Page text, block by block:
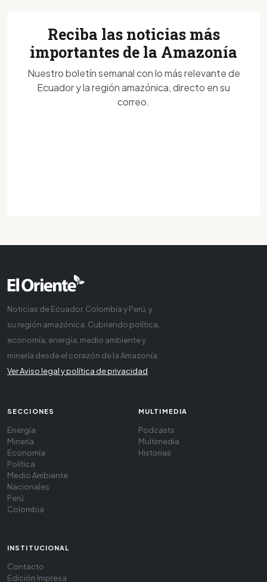
Reciba las noticias más
importantes de la Amazonía
Nuestro boletín semanal con lo más relevante de
Ecuador y la región amazónica, directo en su
correo.
Noticias de Ecuador, Colombia y Perú, y
su región amazónica. Cubriendo política,
economía, energía, medio ambiente y
minería desde el corazón de la Amazonía
Ver Aviso legal y política de privacidad
SECCIONES
Energía
Minería
Economía
Política
Medio Ambiente
Nacionales
Perú
Colombia
MULTIMEDIA
Podcasts
Multimedia
Historias
INSTITUCIONAL
Contacto
Edición Impresa